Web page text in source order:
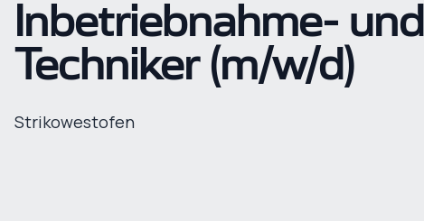
Inbetriebnahme-
Techniker (m/w/d)
Strikowestofen